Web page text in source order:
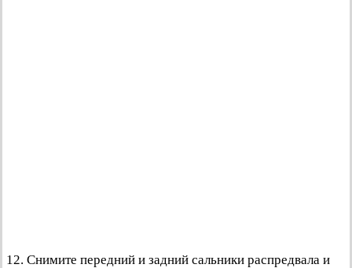
12. Снимите передний и задний сальники распредвала и